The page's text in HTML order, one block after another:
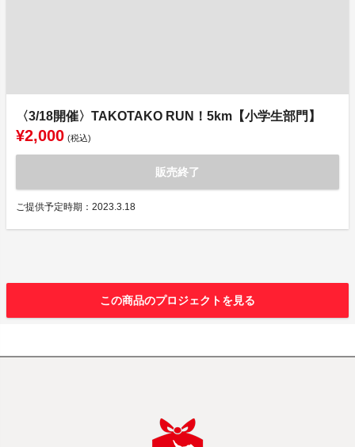
〈3/18開催〉TAKOTAKO RUN！5km【小学生部門】
¥2,000 (税込)
販売終了
ご提供予定時期：2023.3.18
この商品のプロジェクトを見る